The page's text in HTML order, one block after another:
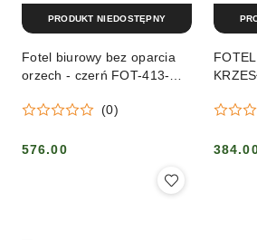
Fotel biurowy bez oparcia
orzech - czerń FOT-413-
(0)
Cena:
576.00
PRODUKT NIEDOSTĘPNY
Cena: